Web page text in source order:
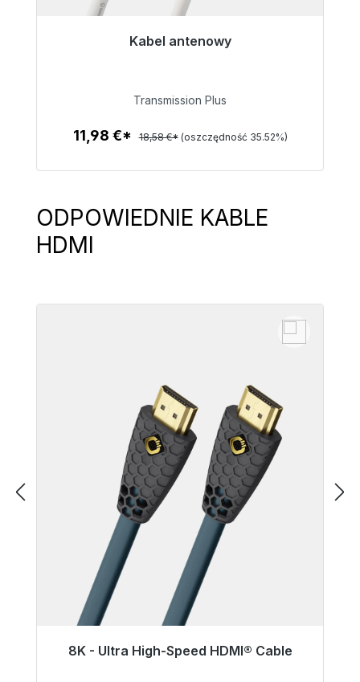
Kabel antenowy
Gotowy do natychmiastowej wysyłki, czas
11,98 €
Transmission Plus
11,98 €* 18,58 €* (oszczędność 35.52%)
Pomiń galerię produktów
ODPOWIEDNIE KABLE
HDMI
8K - Ultra High-Speed HDMI® Cable
Gotowy do natychmiastowej wysyłki, czas